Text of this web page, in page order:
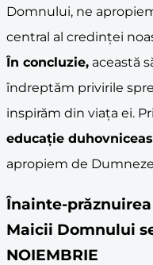
Domnului, ne
central al credinței
În concluzie, această
îndreptăm privirile
inspirăm din viața ei.
educație
apropiem de
Înainte-
Maicii Domnului
NOIEMBRIE